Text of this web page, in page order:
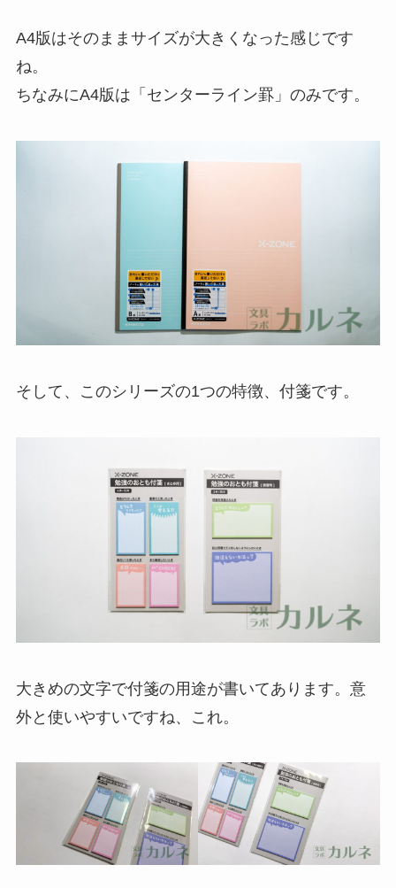
A4版はそのままサイズが大きくなった感じです
ね。
ちなみにA4版は「センターライン罫」のみです。
そして、このシリーズの1つの特徴、付箋です。
大きめの文字で付箋の用途が書いてあります。意
外と使いやすいですね、これ。